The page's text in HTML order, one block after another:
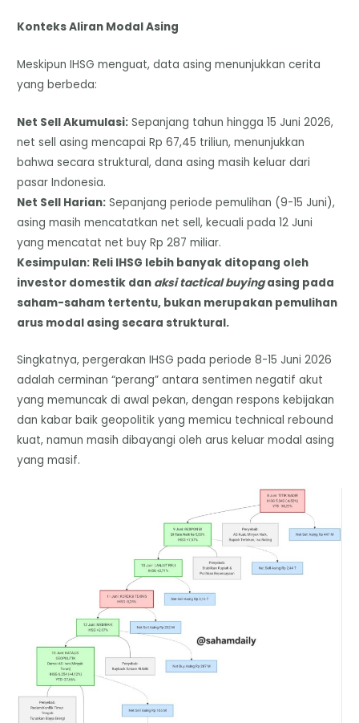
Konteks Aliran Modal Asing
Meskipun IHSG menguat, data asing menunjukkan cerita
yang berbeda:
Net Sell Akumulasi: Sepanjang tahun hingga 15 Juni 2026,
net sell asing mencapai Rp 67,45 triliun, menunjukkan
bahwa secara struktural, dana asing masih keluar dari
pasar Indonesia.
Net Sell Harian: Sepanjang periode pemulihan (9-15 Juni),
asing masih mencatatkan net sell, kecuali pada 12 Juni
yang mencatat net buy Rp 287 miliar.
Kesimpulan: Reli IHSG lebih banyak ditopang oleh
investor domestik dan aksi tactical buyingasing pada
saham-saham tertentu, bukan merupakan pemulihan
arus modal asing secara struktural.
Singkatnya, pergerakan IHSG pada periode 8-15 Juni 2026
adalah cerminan “perang” antara sentimen negatif akut
yang memuncak di awal pekan, dengan respons kebijakan
dan kabar baik geopolitik yang memicu technical rebound
kuat, namun masih dibayangi oleh arus keluar modal asing
yang masif.